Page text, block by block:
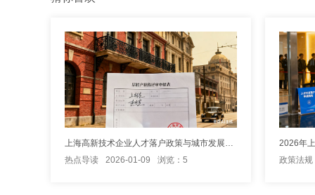
上海高新技术企业人才落户政策与城市发展关系探讨
热点导读
2026-01-09 浏览：5
政策法规